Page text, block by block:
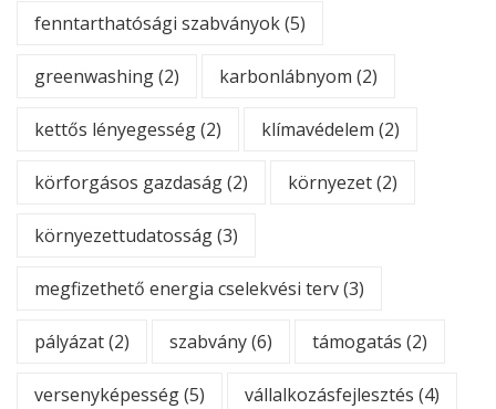
fenntarthatósági szabványok(5)
greenwashing(2) karbonlábnyom (2)
kettős lényegesség(2) klímavédelem (2)
körforgásos gazdaság(2) környezet(2)
környezettudatosság(3)
megfizethető energia cselekvési terv(3)
pályázat(2) szabvány(6) támogatás (2)
versenyképesség(5) vállalkozásfejlesztés (4)